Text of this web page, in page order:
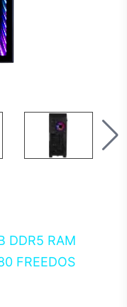
DDR5 RAM
FREEDOS